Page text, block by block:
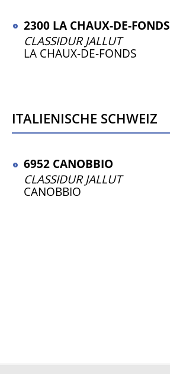
2300 LA CHAUX-DE-FONDS
CLASSIDUR JALLUT
LA CHAUX-DE-FONDS
italienische Schweiz
6952 CANOBBIO
CLASSIDUR JALLUT
CANOBBIO